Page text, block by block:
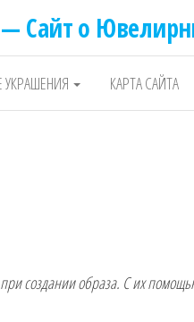
Сайт о
КАРТА САЙТА
создании образа. С их